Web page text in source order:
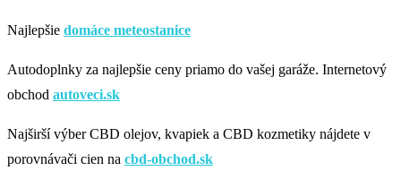
Najlepšie domáce meteostanice
Autodoplnky za najlepšie ceny priamo do vašej garáže. Internetový
obchod autoveci.sk
Najširší výber CBD olejov, kvapiek a CBD kozmetiky nájdete v
porovnávači cien na cbd-obchod.sk